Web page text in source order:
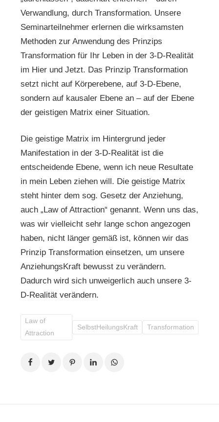
Verwandlung, durch Transformation. Unsere
Seminarteilnehmer erlernen die wirksamsten
Methoden zur Anwendung des Prinzips
Transformation für Ihr Leben in der 3-D-Realität
im Hier und Jetzt. Das Prinzip Transformation
setzt nicht auf Körperebene, auf 3-D-Ebene,
sondern auf kausaler Ebene an – auf der Ebene
der geistigen Matrix einer Situation.
Die geistige Matrix im Hintergrund jeder
Manifestation in der 3-D-Realität ist die
entscheidende Ebene, wenn ich neue Resultate
in mein Leben ziehen will. Die geistige Matrix
steht hinter dem sog. Gesetz der Anziehung,
auch „Law of Attraction“ genannt. Wenn uns das,
was wir vielleicht sehr lange schon angezogen
haben, nicht länger gemäß ist, können wir das
Prinzip Transformation einsetzen, um unsere
AnziehungsKraft bewusst zu verändern.
Dadurch wird sich unweigerlich auch unsere 3-
D-Realität verändern.
Law of
Attraction
SelbstHeilungsKraft Transformation